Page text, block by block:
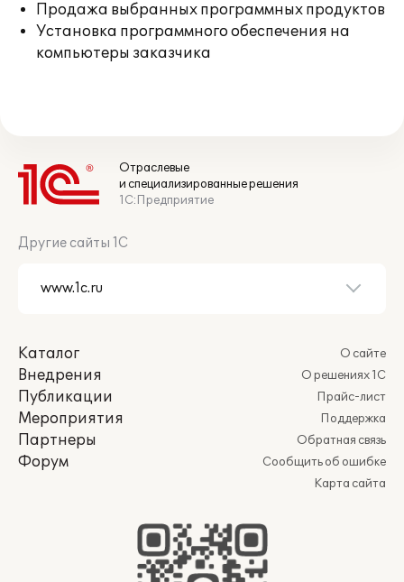
Продажа выбранных программных продуктов
Установка программного обеспечения на
компьютеры заказчика
Отраслевые
и специализированные решения
1С:Предприятие
Другие сайты 1С
Каталог
Внедрения
Публикации
Мероприятия
Партнеры
Форум
О сайте
О решениях 1С
Прайс-лист
Поддержка
Обратная связь
Сообщить об ошибке
Карта сайта